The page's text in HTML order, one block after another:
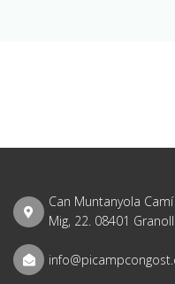
Can Muntanyola
Mig, 22. 08401